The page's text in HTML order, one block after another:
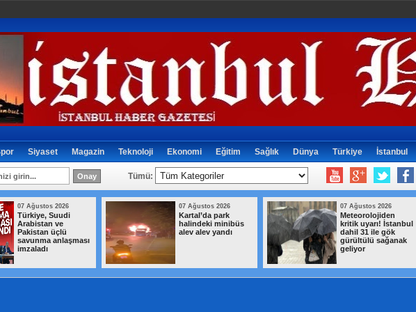
Siyaset Magazin Teknoloji Ekonomi Eğitim Sağlık Dünya Türkiye İstanbul
Tümü:
07 Ağustos 2026
Kartal’da park
halindeki minibüs
alev alev yandı
07 Ağustos 2026
Meteorolojiden
kritik uyarı! İstanbul
dahil 31 ile gök
07 Ağustos 2026
çocuğa bisiklet
dağıtım töreni